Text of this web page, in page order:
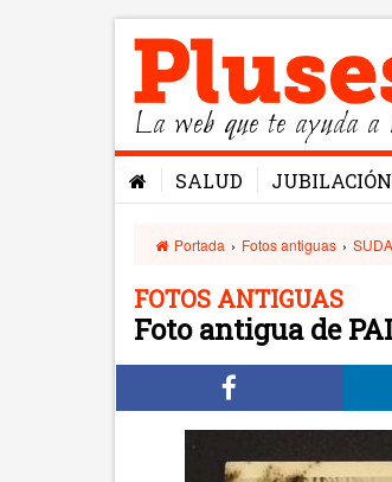
La web que te ayuda
SALUD JUBILACIÓN
Portada › Fotos antiguas ›
FOTOS ANTIGUAS
Foto antigua de